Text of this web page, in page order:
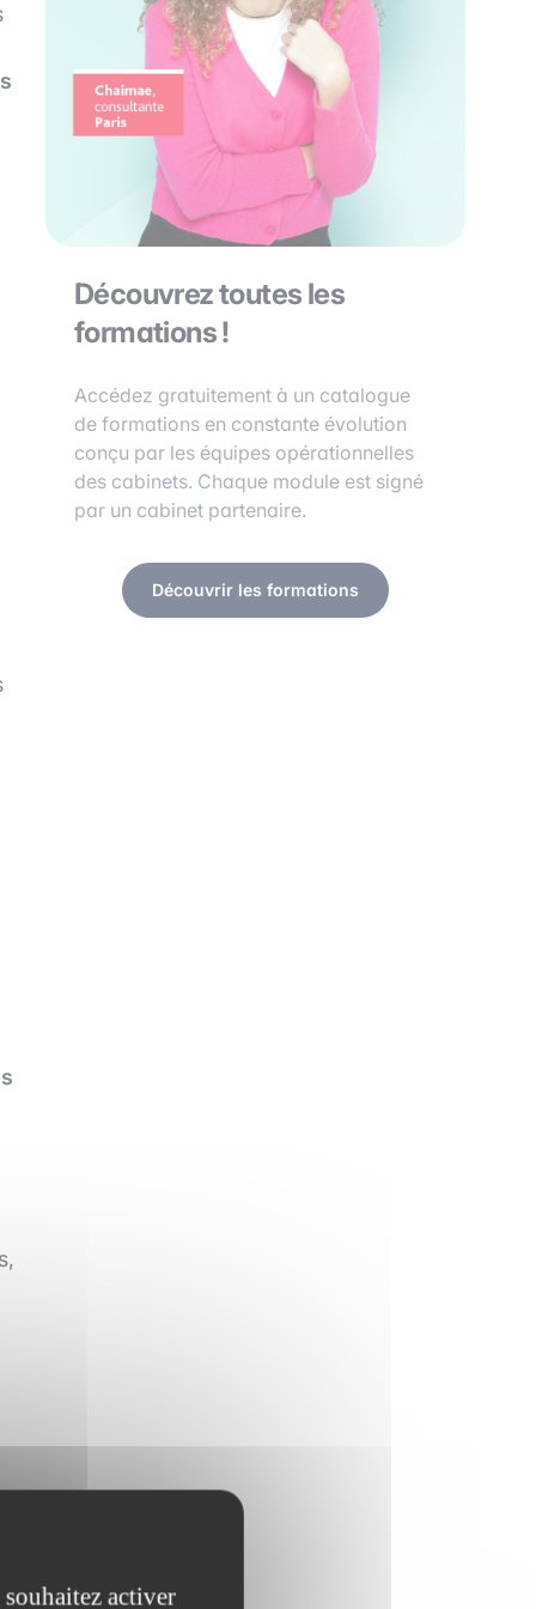
Découvrez toutes les
formations !
Accédez gratuitement à un catalogue
de formations en constante évolution
conçu par les équipes opérationnelles
des cabinets. Chaque module est signé
par un cabinet partenaire.
Découvrir les formations
activer